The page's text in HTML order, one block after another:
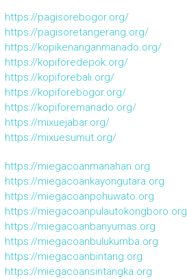
https://pagisorebogor.org/
https://pagisoretangerang.org/
https://kopikenanganmanado.org/
https://kopiforedepok.org/
https://kopiforebali.org/
https://kopiforebogor.org/
https://kopiforemanado.org/
https://mixuejabar.org/
https://mixuesumut.org/
https://miegacoanmanahan.org
https://miegacoankayongutara.org
https://miegacoanpohuwato.org
https://miegacoanpulautokongboro.org
https://miegacoanbanyumas.org
https://miegacoanbulukumba.org
https://miegacoanbintang.org
https://miegacoansintangka.org